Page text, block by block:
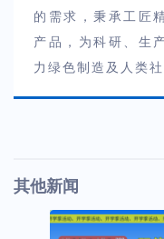
的需求，秉承工匠
产品，为科研、生
力绿色制造及人类
其他新闻